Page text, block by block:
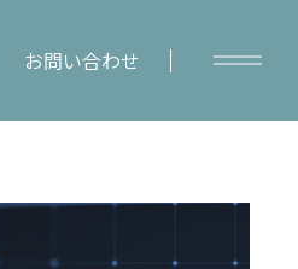
お問い合わせ